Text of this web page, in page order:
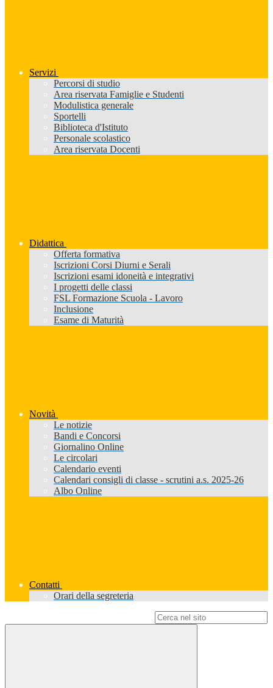
Servizi
Percorsi di studio
Area riservata Famiglie e Studenti
Modulistica generale
Sportelli
Biblioteca d'Istituto
Personale scolastico
Area riservata Docenti
Didattica
Offerta formativa
Iscrizioni Corsi Diurni e Serali
Iscrizioni esami idoneità e integrativi
I progetti delle classi
FSL Formazione Scuola - Lavoro
Inclusione
Esame di Maturità
Novità
Le notizie
Bandi e Concorsi
Giornalino Online
Le circolari
Calendario eventi
Calendari consigli di classe - scrutini a.s. 2025-26
Albo Online
Contatti
Orari della segreteria